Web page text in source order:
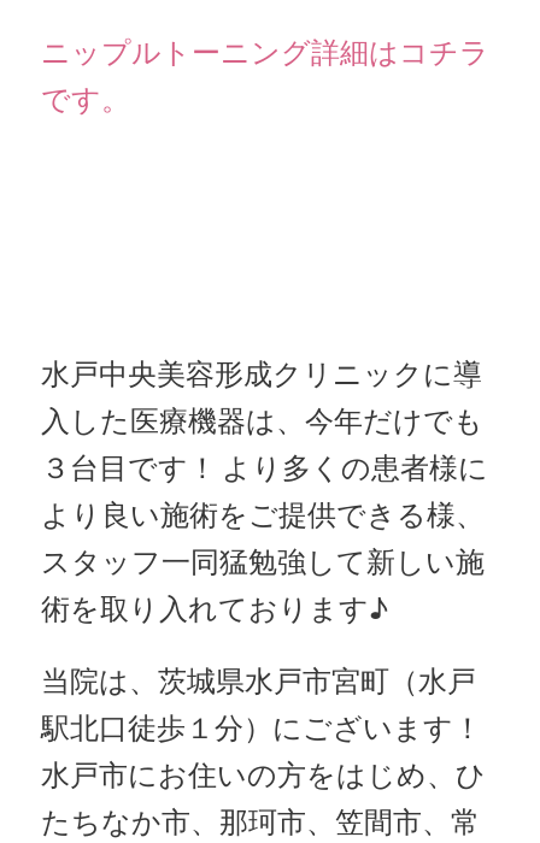
ニップルトーニング詳細はコチラ
です。
水戸中央美容形成クリニックに導
入した医療機器は、今年だけでも
３台目です！ より多くの患者様に
より良い施術をご提供できる様、
スタッフ一同猛勉強して新しい施
術を取り入れております♪
当院は、茨城県水戸市宮町（水戸
駅北口徒歩１分）にございます！
水戸市にお住いの方をはじめ、ひ
たちなか市、那珂市、笠間市、常